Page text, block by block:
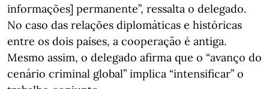
informações] permanente”, ressalta o delegado.
No caso das relações diplomáticas e históricas
entre os dois países, a cooperação é antiga.
Mesmo assim, o delegado afirma que o “avanço do
cenário criminal global” implica “intensificar” o